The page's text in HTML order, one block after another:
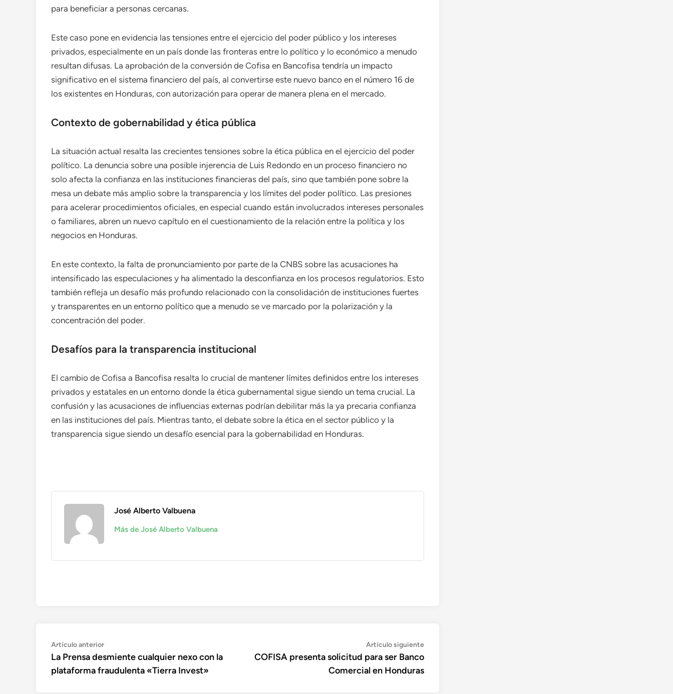
para beneficiar a personas cercanas.
Este caso pone en evidencia las tensiones entre el ejercicio del poder público y los intereses
privados, especialmente en un país donde las fronteras entre lo político y lo económico a menudo
resultan difusas. La aprobación de la conversión de Cofisa en Bancofisa tendría un impacto
significativo en el sistema financiero del país, al convertirse este nuevo banco en el número 16 de
los existentes en Honduras, con autorización para operar de manera plena en el mercado.
Contexto de gobernabilidad y ética pública
La situación actual resalta las crecientes tensiones sobre la ética pública en el ejercicio del poder
político. La denuncia sobre una posible injerencia de Luis Redondo en un proceso financiero no
solo afecta la confianza en las instituciones financieras del país, sino que también pone sobre la
mesa un debate más amplio sobre la transparencia y los límites del poder político. Las presiones
para acelerar procedimientos oficiales, en especial cuando están involucrados intereses personales
o familiares, abren un nuevo capítulo en el cuestionamiento de la relación entre la política y los
negocios en Honduras.
En este contexto, la falta de pronunciamiento por parte de la CNBS sobre las acusaciones ha
intensificado las especulaciones y ha alimentado la desconfianza en los procesos regulatorios. Esto
también refleja un desafío más profundo relacionado con la consolidación de instituciones fuertes
y transparentes en un entorno político que a menudo se ve marcado por la polarización y la
concentración del poder.
Desafíos para la transparencia institucional
El cambio de Cofisa a Bancofisa resalta lo crucial de mantener límites definidos entre los intereses
privados y estatales en un entorno donde la ética gubernamental sigue siendo un tema crucial. La
confusión y las acusaciones de influencias externas podrían debilitar más la ya precaria confianza
en las instituciones del país. Mientras tanto, el debate sobre la ética en el sector público y la
transparencia sigue siendo un desafío esencial para la gobernabilidad en Honduras.
José Alberto Valbuena
Más de José Alberto Valbuena
Navegación
de
entradas
Artículo anteriorArtículo
anterior:
La Prensa desmiente cualquier nexo con la
plataforma fraudulenta «Tierra Invest»
Artículo siguienteArtículo
siguiente:
COFISA presenta solicitud para ser Banco
Comercial en Honduras